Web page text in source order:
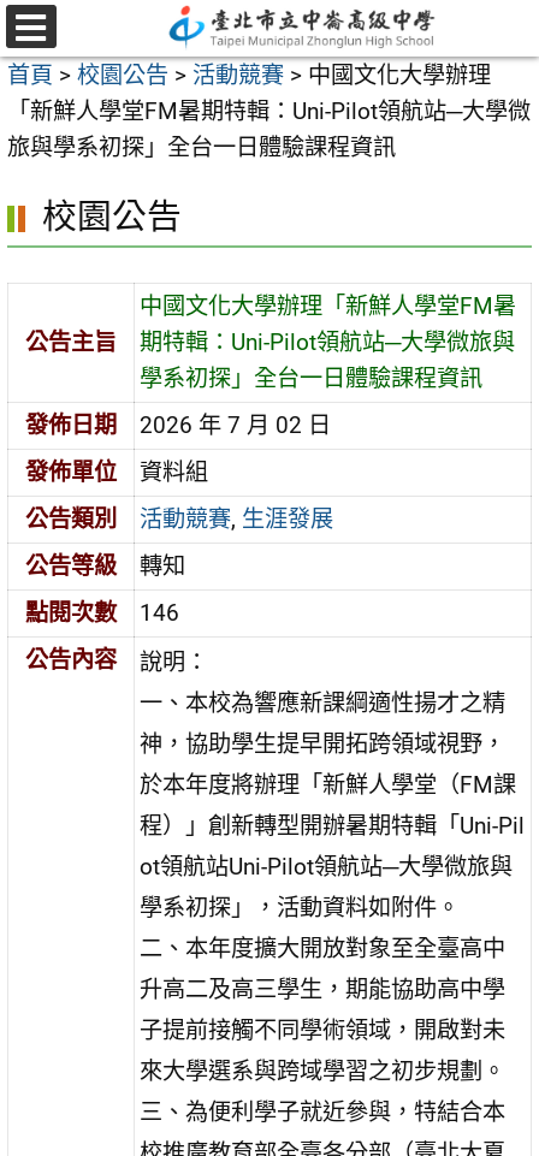
跳
至
主
內
區
選
單
首頁 > 校園公告 > 活動競賽 > 中國文化大學辦理
「新鮮人學堂FM暑期特輯：Uni-Pilot領航站─大學微
旅與學系初探」全台一日體驗課程資訊
校園公告
公告主旨
中國文化大學辦理「新鮮人學堂FM暑
期特輯：Uni-Pilot領航站─大學微旅與
學系初探」全台一日體驗課程資訊
發佈日期
2026 年 7 月 02 日
發佈單位
資料組
公告類別
活動競賽, 生涯發展
公告等級
轉知
點閱次數
146
公告內容
說明：
一、本校為響應新課綱適性揚才之精
神，協助學生提早開拓跨領域視野，
於本年度將辦理「新鮮人學堂（FM課
程）」創新轉型開辦暑期特輯「Uni-Pil
ot領航站Uni-Pilot領航站─大學微旅與
學系初探」，活動資料如附件。
二、本年度擴大開放對象至全臺高中
升高二及高三學生，期能協助高中學
子提前接觸不同學術領域，開啟對未
來大學選系與跨域學習之初步規劃。
三、為便利學子就近參與，特結合本